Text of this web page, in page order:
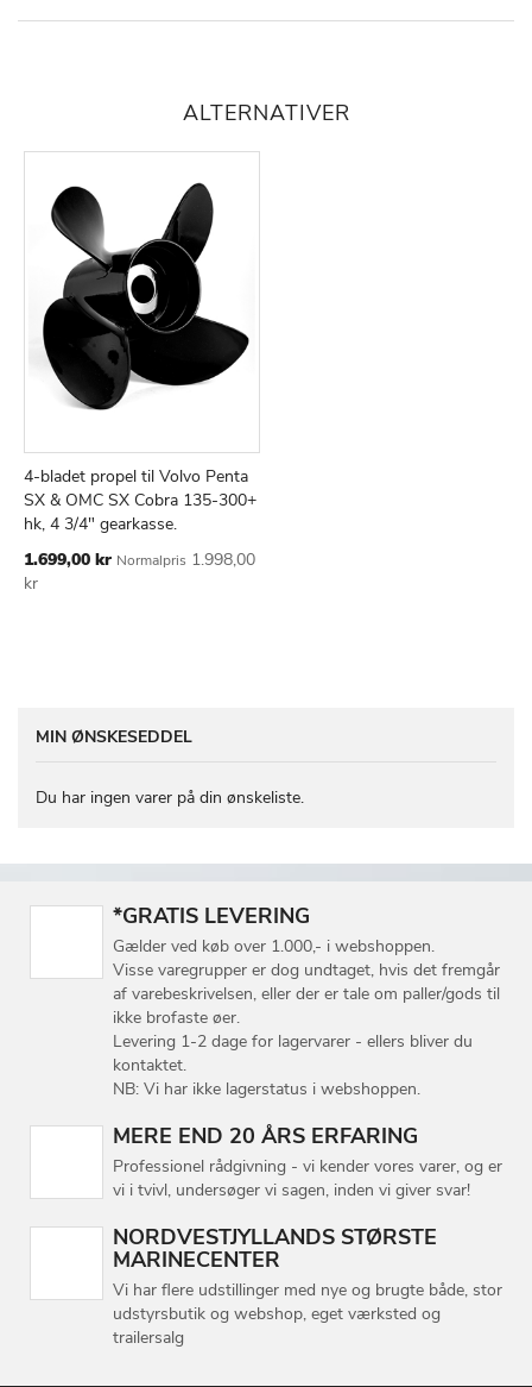
ALTERNATIVER
Læg i kurv
TILFØJ
LISTE
SAMMENLIGN
4-bladet propel til Volvo Penta
SX & OMC SX Cobra 135-300+
hk, 4 3/4" gearkasse.
Tilbudspris
1.699,00 kr Normalpris 1.998,00
kr
MIN ØNSKESEDDEL
Du har ingen varer på din ønskeliste.
*GRATIS LEVERING
Gælder ved køb over 1.000,- i webshoppen.
Visse varegrupper er dog undtaget, hvis det fremgår
af varebeskrivelsen, eller der er tale om paller/gods til
ikke brofaste øer.
Levering 1-2 dage for lagervarer - ellers bliver du
kontaktet.
NB: Vi har ikke lagerstatus i webshoppen.
MERE END 20 ÅRS ERFARING
Professionel rådgivning - vi kender vores varer, og er
vi i tvivl, undersøger vi sagen, inden vi giver svar!
NORDVESTJYLLANDS STØRSTE
MARINECENTER
Vi har flere udstillinger med nye og brugte både, stor
udstyrsbutik og webshop, eget værksted og
trailersalg